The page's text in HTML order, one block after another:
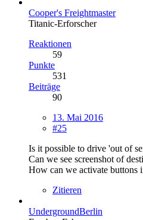
Cooper's Freightmaster
Titanic-Erforscher
Reaktionen
59
Punkte
531
Beiträge
90
13. Mai 2016
#25
Is it possible to drive 'out of
Can we see screenshot of
How can we activate buttons
Zitieren
UndergroundBerlin